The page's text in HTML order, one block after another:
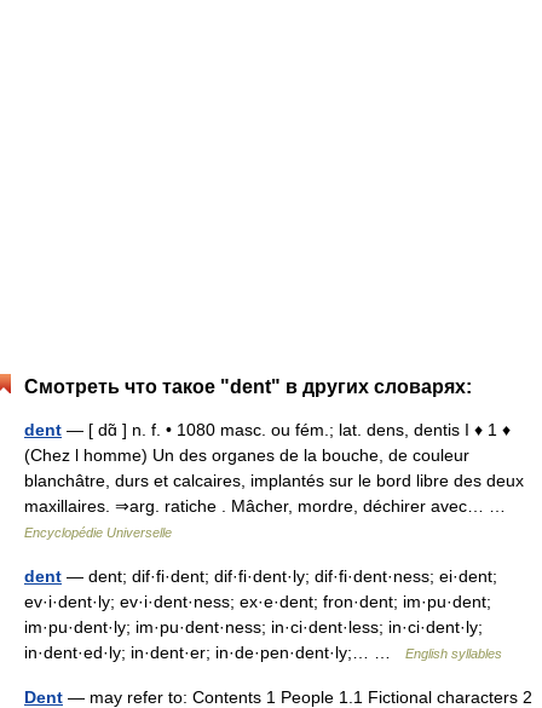
Смотреть что такое "dent" в других словарях:
dent — [ dɑ̃ ] n. f. • 1080 masc. ou fém.; lat. dens, dentis I ♦ 1 ♦
(Chez l homme) Un des organes de la bouche, de couleur
blanchâtre, durs et calcaires, implantés sur le bord libre des deux
maxillaires. ⇒arg. ratiche . Mâcher, mordre, déchirer avec… …
Encyclopédie Universelle
dent — dent; dif·fi·dent; dif·fi·dent·ly; dif·fi·dent·ness; ei·dent;
ev·i·dent·ly; ev·i·dent·ness; ex·e·dent; fron·dent; im·pu·dent;
im·pu·dent·ly; im·pu·dent·ness; in·ci·dent·less; in·ci·dent·ly;
in·dent·ed·ly; in·dent·er; in·de·pen·dent·ly;… …
English syllables
Dent — may refer to: Contents 1 People 1.1 Fictional characters 2